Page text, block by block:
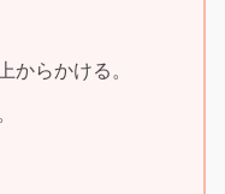
からかける。